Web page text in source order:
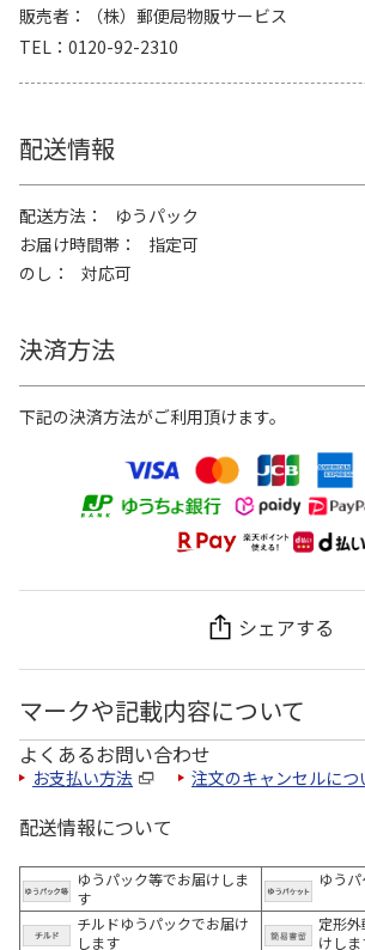
販売者
（株）郵便局物販サービス
TEL
0120-92-2310
配送情報
配送方法
ゆうパック
お届け時間帯
指定可
のし
対応可
決済方法
下記の決済方法がご利用頂けます。
シェアする
マークや記載内容について
よくあるお問い合わせ
お支払い方法 注文のキャンセルにつ
配送情報について
ゆうパック等でお届けしま
す
ゆう
チルドゆうパックでお届け
します
定形
けしま